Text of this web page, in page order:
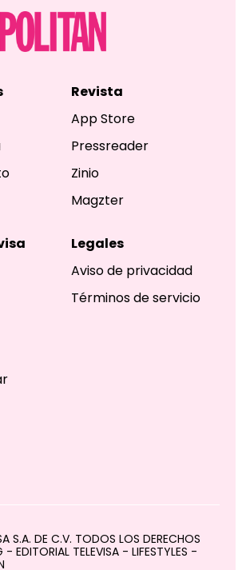
Revista
App Store
Pressreader
Zinio
Magzter
Legales
Aviso de privacidad
Términos de servicio
S.A. DE C.V. TODOS LOS DERECHOS
- EDITORIAL TELEVISA - LIFESTYLES -